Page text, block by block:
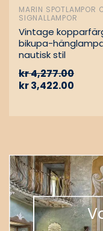
MARIN SPOTLAMPOR
SIGNALLAMPOR
Vintage
bikupa-
nautisk stil
kr4,277.00
kr3,422.00